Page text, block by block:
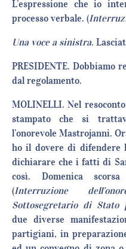
L’espressione che io
processo verbale. (
Una voce a sinistra.
PRESIDENTE. Dobbiamo
dal regolamento.
MOLINELLI. Nel
stampato che si
l’onorevole Mastrojanni.
ho il dovere di difendere
dichiarare che i fatti di
così. Domenica
(Interruzione
Sottosegretario di Stato
due diverse
partigiani, in